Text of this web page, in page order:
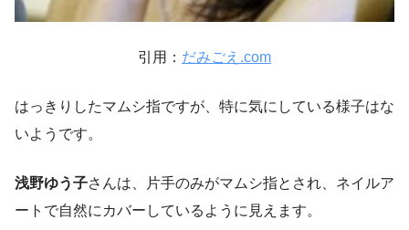
引用： だみごえ.com
はっきりしたマムシ指ですが、特に気にしている様子はな
いようです。
浅野ゆう子さんは、片手のみがマムシ指とされ、ネイルア
ートで自然にカバーしているように見えます。